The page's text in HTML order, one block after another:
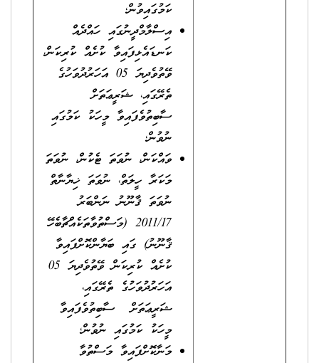
ކަމުގައިވުން؛
އިސްލާމްދީނުގައި ހައްދެއް
ކަނޑައެޅިފައިވާ ކުށެއް ކުރިކަން،
ވޭތުވެދިޔަ 05 އަހަރުދުވަހުގެ
ތެރޭގައި، ޝަރީޢަތަށް
ސާބިތުވެފައިވާ މީހަކު ކަމުގައި
ނުވުން؛
ވައްކަން، ނުވަތަ ޓެކުން، ނުވަތަ
މަކަރާ ހީލަތް، ނުވަތަ ޚިޔާނާތް
ނުވަތަ ޤާނޫނު ނަންބަރު
2011/17 (މަސްތުވާތަކެއްޗާބެހޭ
ޤާނޫނު) ގައި ބަޔާންކޮށްފައިވާ
ކުށެއް ކުރިކަން ވޭތުވެދިޔަ 05
އަހަރުދުވަހުގެ ތެރޭގައި،
ޝަރީޢަތަށް ސާބިތުވެފައިވާ
މީހަކު ކަމުގައި ނުވުން؛
މަނާކޮށްފައިވާ މަސްތުވާ